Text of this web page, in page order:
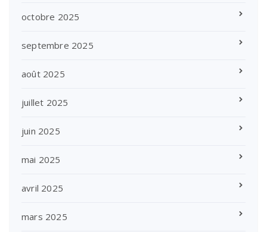
octobre 2025
septembre 2025
août 2025
juillet 2025
juin 2025
mai 2025
avril 2025
mars 2025